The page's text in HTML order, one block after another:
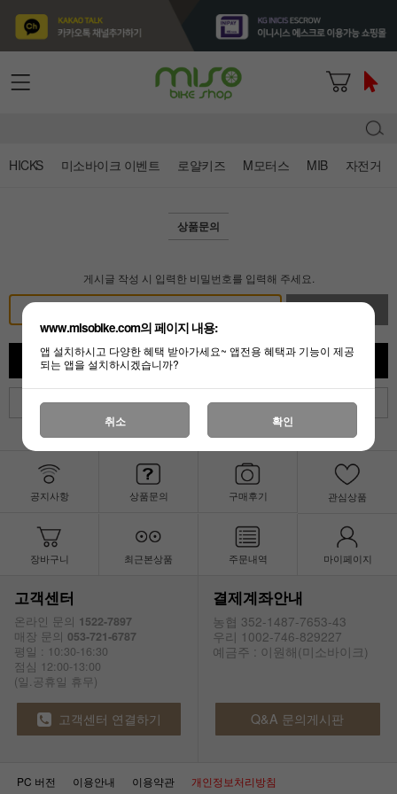
HICKS 미소바이크 이벤트 로얄키즈 M모터스 MIB 자전거
상품문의
게시글 작성 시 입력한 비밀번호를 입력해 주세요.
목록
취소
공지사항 상품문의 구매후기 관심상품
장바구니 최근본상품 주문내역 마이페이지
고객센터
온라인 문의 1522-7897
매장 문의 053-721-6787
평일 : 10:30-16:30
점심 12:00-13:00
(일.공휴일 휴무)
결제계좌안내
농협 352-1487-7653-43
우리 1002-746-829227
예금주 : 이원해(미소바이크)
고객센터 연결하기 Q&A 문의게시판
PC 버전 이용안내 이용약관 개인정보처리방침
www.misobike.com의 페이지 내용:
앱 설치하시고 다양한 혜택 받아가세요~ 앱전용 혜택과 기능이 제공
되는 앱을 설치하시겠습니까?
취소 확인